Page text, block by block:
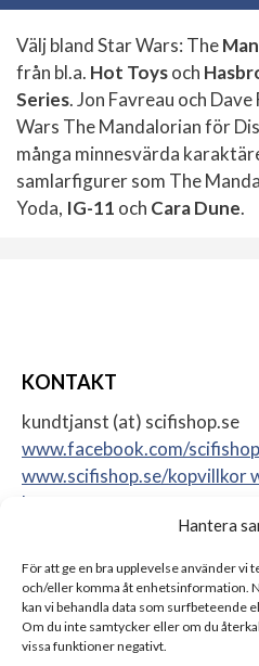
Hantera
För att ge en bra upplevelse använder vi
och/eller komma åt enhetsinformation.
kan vi behandla data som surfbeteende
Om du inte samtycker eller om du
vissa funktioner negativt.
Välj bland Star Wars: The
från bl.a. Hot Toysoch
Series. Jon Favreau och
Wars The Mandalorian för
många minnesvärda
samlarfigurer som The
Yoda, IG-11 och Cara Dune.
KONTAKT
kundtjanst (at) scifishop.se
www.facebook.com/scifishop
www.scifishop.se/kopvillkor
konto
Sweden